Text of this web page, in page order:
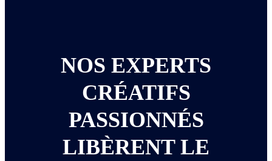
NOS EXPERTS
CRÉATIFS
PASSIONNÉS
LIBÈRENT LE